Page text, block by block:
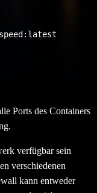
Ports des Containers
verfügbar sein
verschiedenen
kann entweder